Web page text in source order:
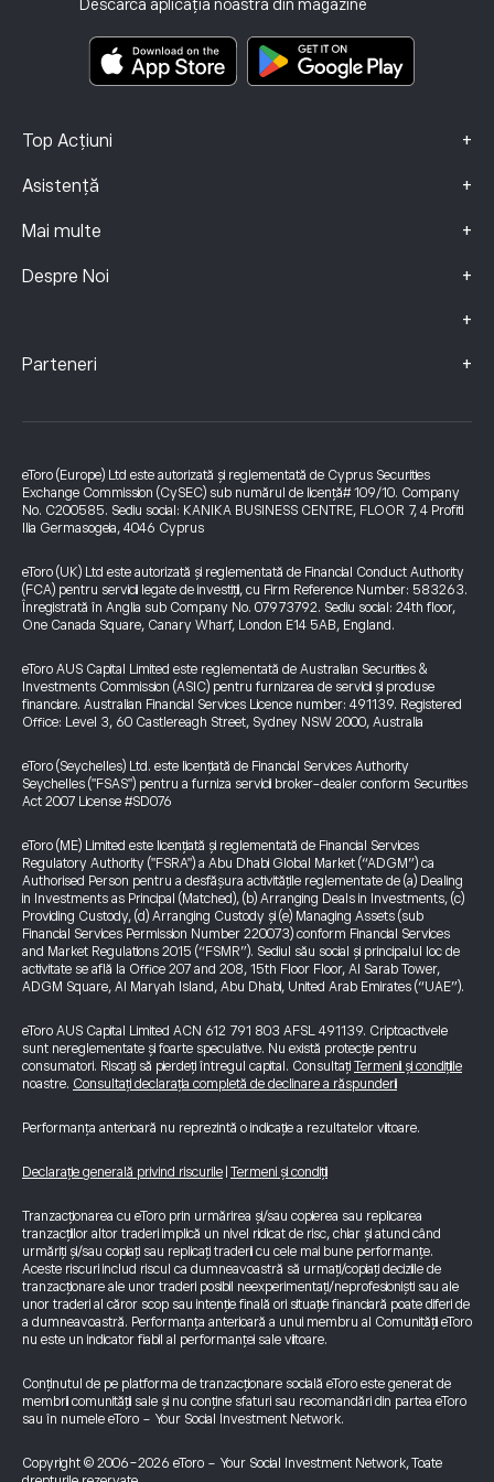
Descarcă aplicația noastră din magazine
Top Acțiuni +
Asistență +
Mai multe +
Despre Noi +
+
Documente cu informații cheie
Date Despre Reclamații (clienți FCA)
Parteneri +
eToro (Europe) Ltd este autorizată și reglementată de Cyprus Securities
Exchange Commission (CySEC) sub numărul de licență# 109/10. Company
No. C200585. Sediu social: KANIKA BUSINESS CENTRE, FLOOR 7, 4 Profiti
Ilia Germasogeia, 4046 Cyprus
eToro (UK) Ltd este autorizată și reglementată de Financial Conduct Authority
(FCA) pentru servicii legate de investiții, cu Firm Reference Number: 583263.
Înregistrată în Anglia sub Company No. 07973792. Sediu social: 24th floor,
One Canada Square, Canary Wharf, London E14 5AB, England.
eToro AUS Capital Limited este reglementată de Australian Securities &
Investments Commission (ASIC) pentru furnizarea de servicii și produse
financiare. Australian Financial Services Licence number: 491139. Registered
Office: Level 3, 60 Castlereagh Street, Sydney NSW 2000, Australia
eToro (Seychelles) Ltd. este licențiată de Financial Services Authority
Seychelles ("FSAS") pentru a furniza servicii broker-dealer conform Securities
Act 2007 License #SD076
eToro (ME) Limited este licențiată și reglementată de Financial Services
Regulatory Authority ("FSRA") a Abu Dhabi Global Market (“ADGM”) ca
Authorised Person pentru a desfășura activitățile reglementate de (a) Dealing
in Investments as Principal (Matched), (b) Arranging Deals in Investments, (c)
Providing Custody, (d) Arranging Custody și (e) Managing Assets (sub
Financial Services Permission Number 220073) conform Financial Services
and Market Regulations 2015 (“FSMR”). Sediul său social și principalul loc de
activitate se află la Office 207 and 208, 15th Floor Floor, Al Sarab Tower,
ADGM Square, Al Maryah Island, Abu Dhabi, United Arab Emirates (“UAE”).
eToro AUS Capital Limited ACN 612 791 803 AFSL 491139. Criptoactivele
sunt nereglementate și foarte speculative. Nu există protecție pentru
consumatori. Riscați să pierdeți întregul capital. Consultați Termenii și condițiile
noastre. Consultați declarația completă de declinare a răspunderii
Performanța anterioară nu reprezintă o indicație a rezultatelor viitoare.
Declarație generală privind riscurile Termeni și condiții
Tranzacționarea cu eToro prin urmărirea și/sau copierea sau replicarea
tranzacțiilor altor traderi implică un nivel ridicat de risc, chiar și atunci când
urmăriți și/sau copiați sau replicați traderii cu cele mai bune performanțe.
Aceste riscuri includ riscul ca dumneavoastră să urmați/copiați deciziile de
tranzacționare ale unor traderi posibil neexperimentați/neprofesioniști sau ale
unor traderi al căror scop sau intenție finală ori situație financiară poate diferi de
a dumneavoastră. Performanța anterioară a unui membru al Comunității eToro
nu este un indicator fiabil al performanței sale viitoare.
Conținutul de pe platforma de tranzacționare socială eToro este generat de
membrii comunității sale și nu conține sfaturi sau recomandări din partea eToro
sau în numele eToro - Your Social Investment Network.
Copyright © 2006-2026 eToro - Your Social Investment Network, Toate